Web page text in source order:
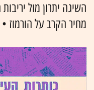
השיגה יתרון מול
מחיר הקרב על הורמוז •